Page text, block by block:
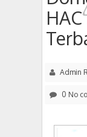
Admin
0 No